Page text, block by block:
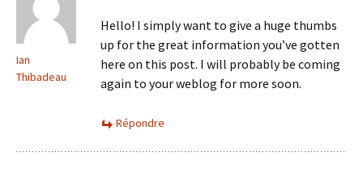
Ian
Thibadeau
Hello! I simply want to give a huge thumbs
up for the great information you’ve gotten
here on this post. I will probably be coming
again to your weblog for more soon.
Répondre